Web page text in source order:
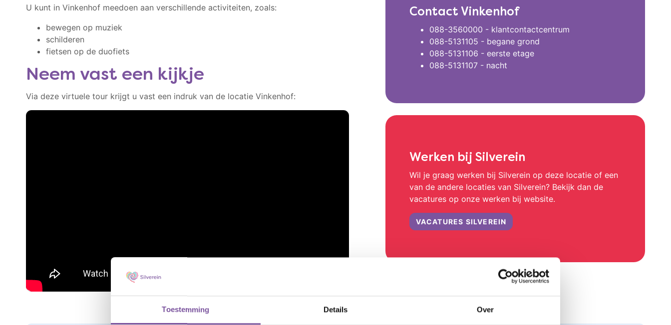
Toestemming Details Over
U kunt in Vinkenhof meedoen aan verschillende activiteiten, zoals:
bewegen op muziek
schilderen
fietsen op de duofiets
Neem vast een kijkje
Via deze virtuele tour krijgt u vast een indruk van de locatie Vinkenhof:
Contact Vinkenhof
088-3560000 - klantcontactcentrum
088-5131105 - begane grond
088-5131106 - eerste etage
088-5131107 - nacht
Werken bij Silverein
Wil je graag werken bij Silverein op deze locatie of een
van de andere locaties van Silverein? Bekijk dan de
vacatures op onze werken bij website.
VACATURES SILVEREIN